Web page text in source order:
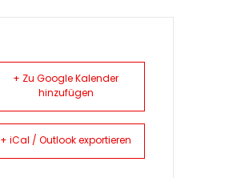
+ Zu Google Kalender
hinzufügen
+ iCal / Outlook exportieren